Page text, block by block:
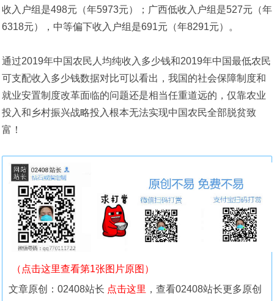
收入户组是498元（年5973元）；广西低收入户组是527元（年
6318元），中等偏下收入户组是691元（年8291元）。
通过2019年中国农民人均纯收入多少钱和2019年中国最低农民
可支配收入多少钱数据对比可以看出，我国的社会保障制度和
就业安置制度改革面临的问题还是相当任重道远的，仅靠农业
投入和乡村振兴战略投入根本无法实现中国农民全部脱贫致
富！
（点击这里查看第1张图片原图）
文章原创：02408站长 点击这里 ，查看02408站长更多原创